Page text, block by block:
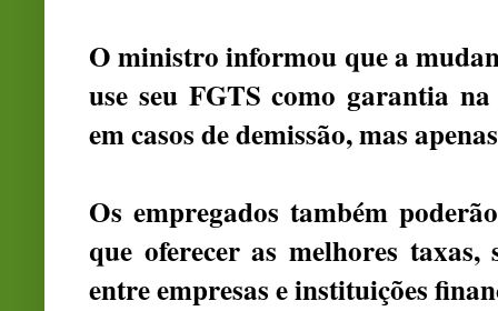
O ministro informou que a
use seu FGTS como garantia
em casos de demissão, mas
Os empregados também
que oferecer as melhores taxas,
entre empresas e instituições